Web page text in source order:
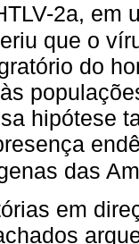
2a, em
que o
do
hipótese
das
em